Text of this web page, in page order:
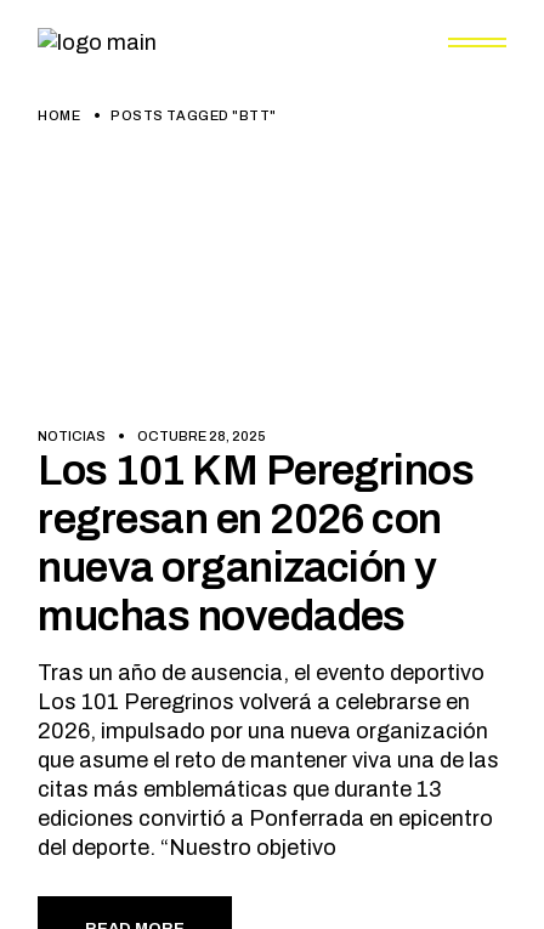
HOME POSTS TAGGED "BTT"
NOTICIAS OCTUBRE 28, 2025
Los 101 KM Peregrinos
regresan en 2026 con
nueva organización y
muchas novedades
Tras un año de ausencia, el evento deportivo
Los 101 Peregrinos volverá a celebrarse en
2026, impulsado por una nueva organización
que asume el reto de mantener viva una de las
citas más emblemáticas que durante 13
ediciones convirtió a Ponferrada en epicentro
del deporte. “Nuestro objetivo